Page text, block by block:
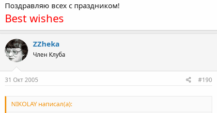
Поздравляю всех с праздником!
Best wishes
ZZheka
Член Клуба
31 Окт 2005 #190
NIKOLAY написал(а):